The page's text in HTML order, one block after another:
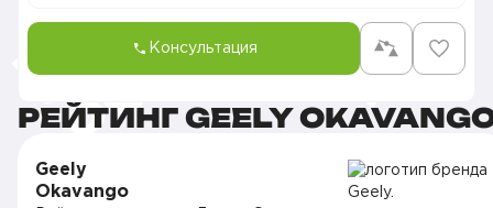
Консультация
РЕЙТИНГ GEELY
Geely
Okavango